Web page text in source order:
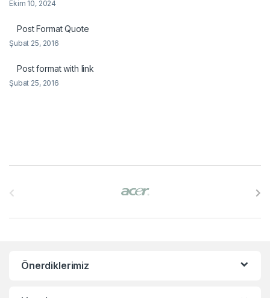
Ekim 10, 2024
Post Format Quote
Şubat 25, 2016
Post format with link
Şubat 25, 2016
Önerdiklerimiz